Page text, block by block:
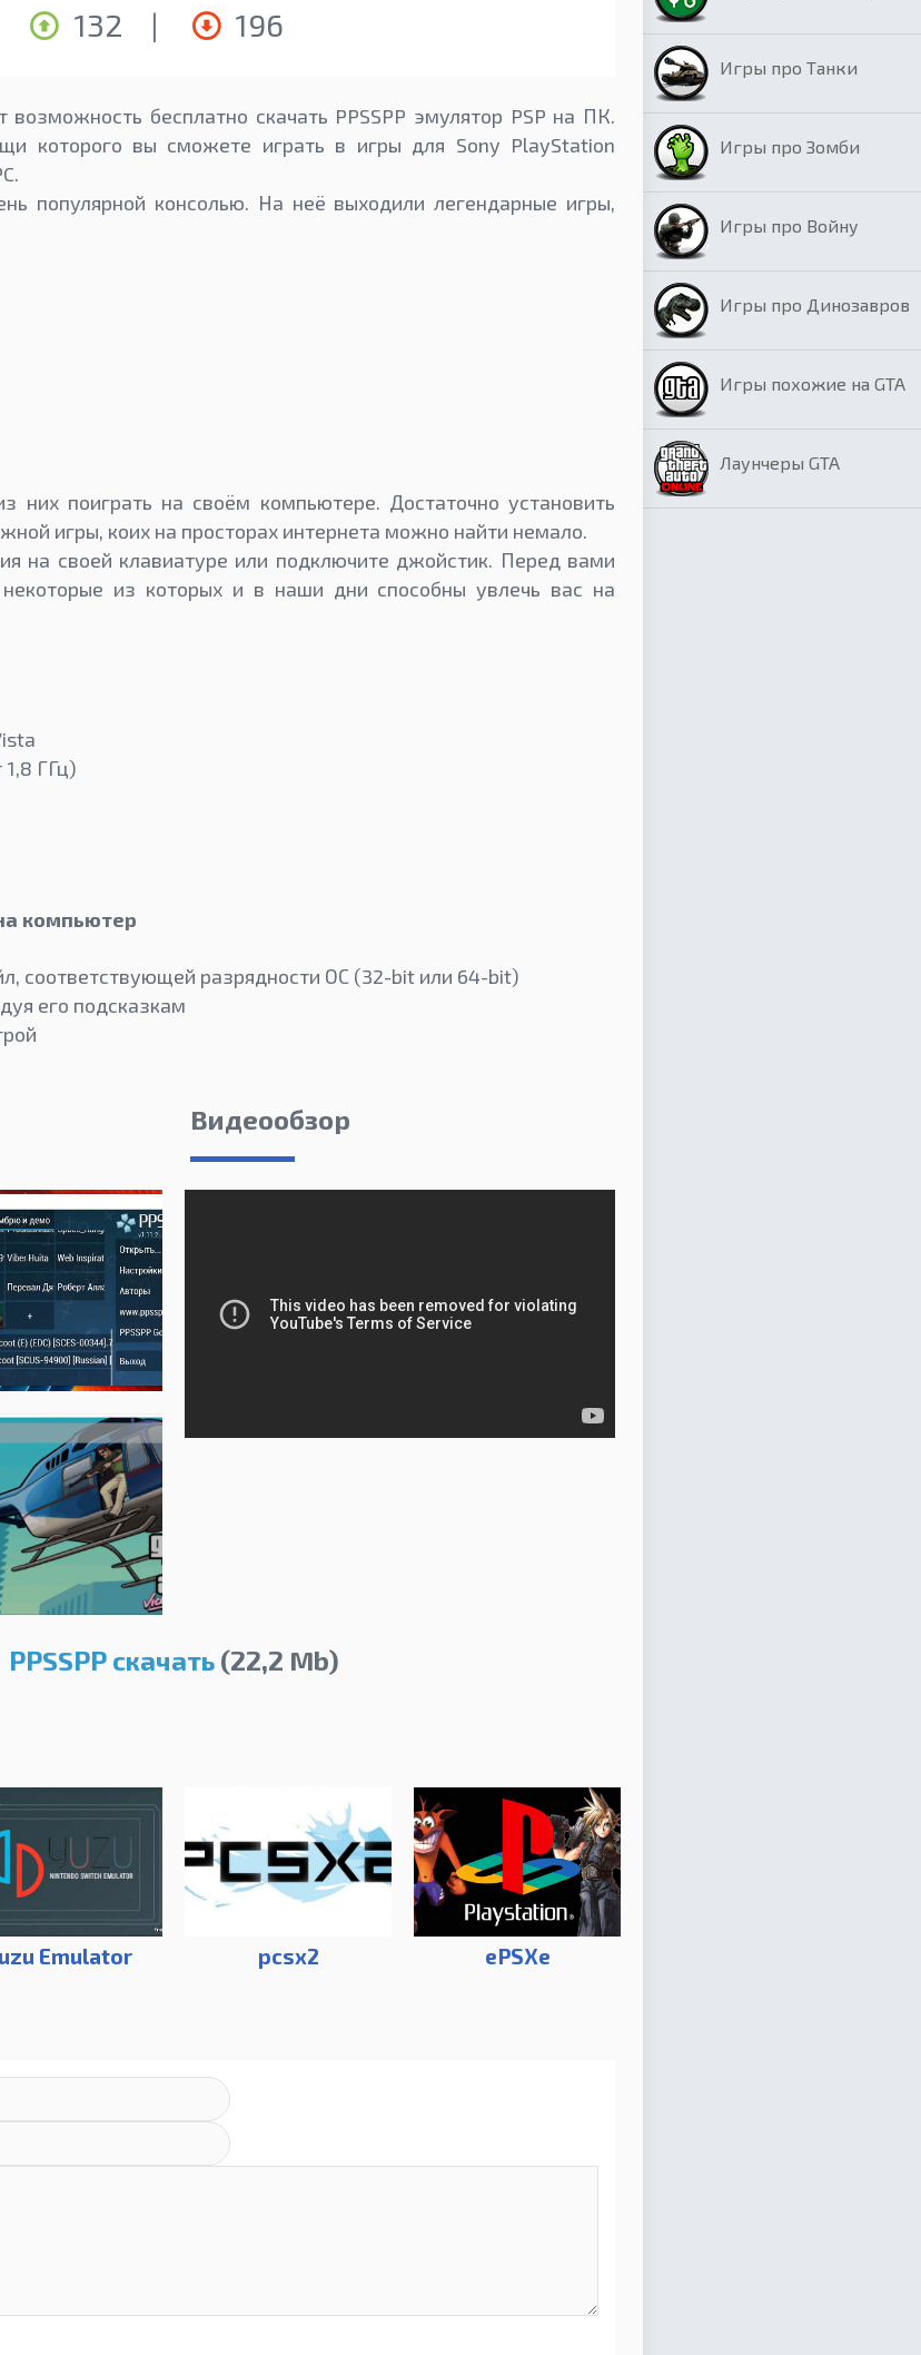
132 | 196
бесплатно скачать PPSSPP эмулятор PSP на ПК.
которого вы сможете играть в игры для Sony PlayStation
популярной консолью. На неё выходили легендарные игры,
них поиграть на своём компьютере. Достаточно установить
игры, коих на просторах интернета можно найти немало.
на своей клавиатуре или подключите джойстик. Перед вами
некоторые из которых и в наши дни способны увлечь вас на
ГГц)
компьютер
соответствующей разрядности ОС (32-bit или 64-bit)
его подсказкам
Видеообзор
PPSSPP скачать(22,2 Mb)
Emulator pcsx2 ePSXe
Игры про Танки
Игры про Зомби
Игры про Войну
Игры про Динозавров
Игры похожие на GTA
Лаунчеры GTA